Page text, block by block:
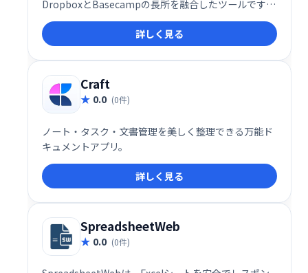
DropboxとBasecampの長所を融合したツールです。
様々なアプリを横断する煩わしさから解放され、アイ
デアの共有やコラボレーションをスムーズに行えま
す。 柔軟なビルディングブロック機能で、ドキュメン
トをチームのニーズに合わせてカスタマイズ可能で
す。
詳しく見る
Craft
0.0 (0件)
ノート・タスク・文書管理を美しく整理できる万能ド
キュメントアプリ。
詳しく見る
SpreadsheetWeb
0.0 (0件)